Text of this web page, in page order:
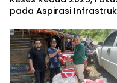
pada Aspirasi